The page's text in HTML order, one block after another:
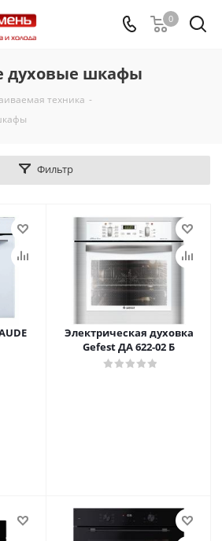
0
духовые шкафы
техника -
Фильтр
Электрическая духовка
Gefest ДА 622-02 Б